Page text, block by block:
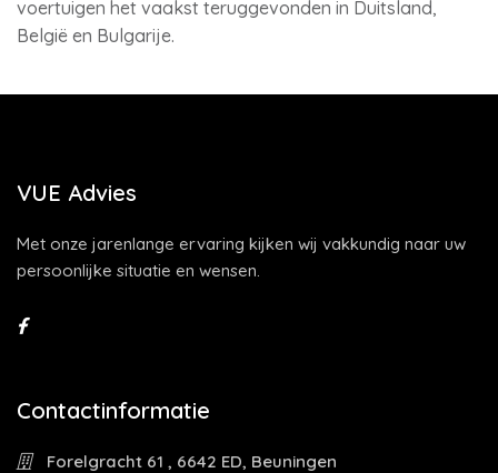
voertuigen het vaakst teruggevonden in Duitsland,
België en Bulgarije.
VUE Advies
Met onze jarenlange ervaring kijken wij vakkundig naar uw
persoonlijke situatie en wensen.
Contactinformatie
Forelgracht 61 , 6642 ED, Beuningen